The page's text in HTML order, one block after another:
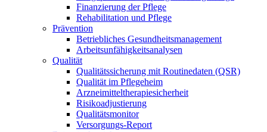
Finanzierung der Pflege
Rehabilitation und Pflege
Prävention
Betriebliches Gesundheitsmanagement
Arbeitsunfähigkeitsanalysen
Qualität
Qualitätssicherung mit Routinedaten (QSR)
Qualität im Pflegeheim
Arzneimitteltherapiesicherheit
Risikoadjustierung
Qualitätsmonitor
Versorgungs-Report